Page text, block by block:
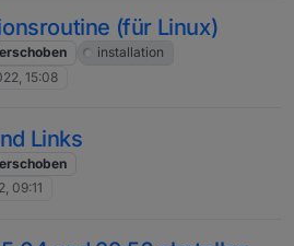
(für Linux)
installation
15:08
Links
09:11